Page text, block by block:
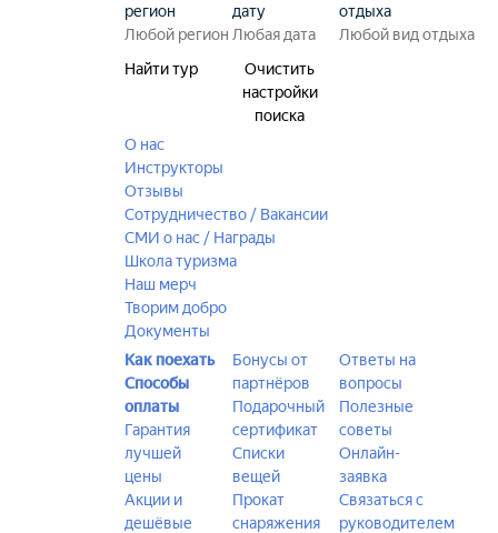
регион
дату
отдыха
Найти тур
Очистить
настройки
поиска
О нас
Инструкторы
Отзывы
Сотрудничество / Вакансии
СМИ о нас / Награды
Школа туризма
Наш мерч
Творим добро
Документы
Как поехать
Способы
оплаты
Гарантия
лучшей
цены
Акции и
дешёвые
Бонусы от
партнёров
Подарочный
сертификат
Списки
вещей
Прокат
снаряжения
Ответы на
вопросы
Полезные
советы
Онлайн-
заявка
Связаться с
руководителем